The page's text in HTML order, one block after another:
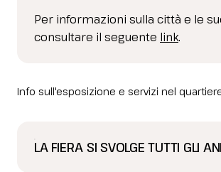
Per informazioni sulla città e le
consultare il seguente link.
Info sull'esposizione e servizi nel
LA FIERA SI SVOLGE TUTTI GLI